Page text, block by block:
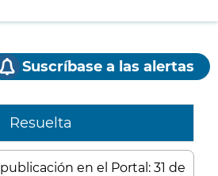
Suscríbase a las alertas
Resuelta
en el Portal: 31 de